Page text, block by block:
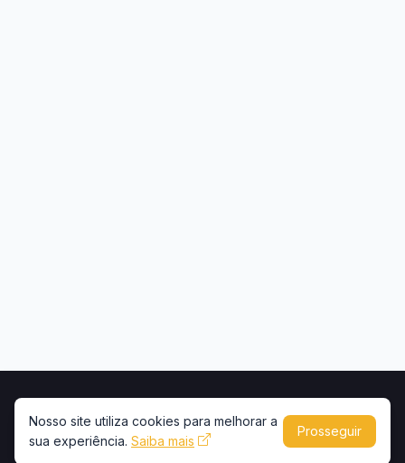
Copyright © 2026 -Portal Caminhões e Carretas
Nosso site utiliza cookies para melhorar a
sua experiência. Saiba mais
Prosseguir